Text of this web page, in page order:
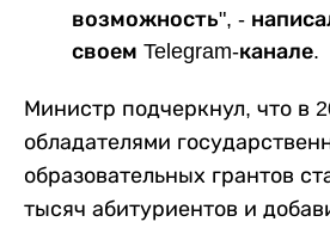
возможность", -
своем Telegram-канале.
Министр подчеркнул, что в
обладателями
образовательных грантов
тысяч абитуриентов и